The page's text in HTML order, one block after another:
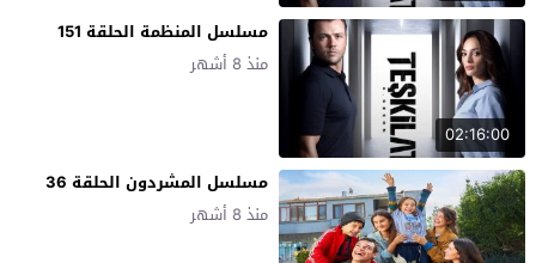
02:16:00
مسلسل المنظمة الحلقة 151
منذ 8 أشهر
مسلسل المشردون الحلقة 36
منذ 8 أشهر